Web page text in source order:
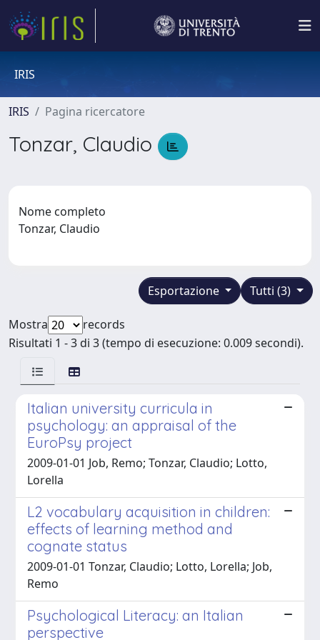
IRIS
IRIS Pagina ricercatore
Tonzar, Claudio
Nome completo
Tonzar, Claudio
Tutti (3)
Esportazione
Mostra
records
Risultati 1 - 3 di 3 (tempo di esecuzione: 0.009 secondi).
Italian university curricula in
psychology: an appraisal of the
EuroPsy project
2009-01-01 Job, Remo; Tonzar, Claudio; Lotto,
Lorella
L2 vocabulary acquisition in children:
effects of learning method and
cognate status
2009-01-01 Tonzar, Claudio; Lotto, Lorella; Job,
Remo
Psychological Literacy: an Italian
perspective